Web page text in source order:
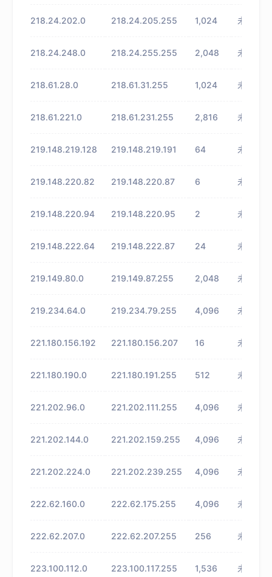
218.24.202.0 218.24.205.255 1,024 未知
218.24.248.0 218.24.255.255 2,048 未知
218.61.28.0 218.61.31.255 1,024 未知
218.61.221.0 218.61.231.255 2,816 未知
219.148.219.128 219.148.219.191 64 未知
219.148.220.82 219.148.220.87 6 未知
219.148.220.94 219.148.220.95 2 未知
219.148.222.64 219.148.222.87 24 未知
219.149.80.0 219.149.87.255 2,048 未知
219.234.64.0 219.234.79.255 4,096 未知
221.180.156.192 221.180.156.207 16 未知
221.180.190.0 221.180.191.255 512 未知
221.202.96.0 221.202.111.255 4,096 未知
221.202.144.0 221.202.159.255 4,096 未知
221.202.224.0 221.202.239.255 4,096 未知
222.62.160.0 222.62.175.255 4,096 未知
222.62.207.0 222.62.207.255 256 未知
223.100.112.0 223.100.117.255 1,536 未知